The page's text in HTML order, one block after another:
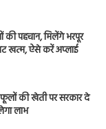
की पहचान, मिलेंगे भरपूर
खत्म, ऐसे करें अप्लाई
की खेती पर सरकार दे
लाभ